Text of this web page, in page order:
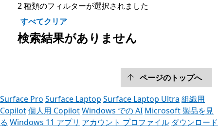
2 種類のフィルターが選択されました
すべてクリア
検索結果がありません
ページのトップへ
Surface Pro Surface Laptop Surface Laptop Ultra 組織用
Copilot個人用 CopilotWindows での AI Microsoft 製品を見
る Windows 11 アプリ アカウント プロファイル ダウンロード